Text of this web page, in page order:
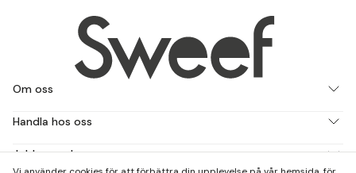
Om oss
Handla hos oss
Jobba med oss